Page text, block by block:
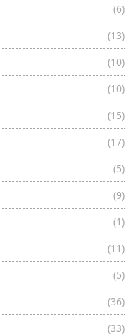
(6)
(13)
(10)
(10)
(15)
(17)
(5)
(9)
(1)
(11)
(5)
(36)
(33)